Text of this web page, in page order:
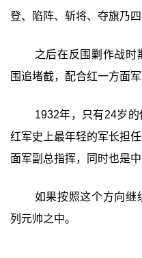
登、陷阵、斩将、夺旗乃四
之后在反围剿作战时
围追堵截，配合红一方面军
1932年，只有24岁
红军史上最年轻的军长担
面军副总指挥，同时也是
如果按照这个方向继
列元帅之中。